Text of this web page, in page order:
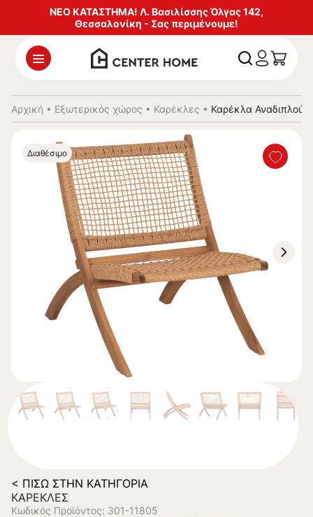
ΝΕΟ ΚΑΤΑΣΤΗΜΑ! Λ. Βασιλίσσης Όλγας 142,
Θεσσαλονίκη - Σας περιμένουμε!
Αρχική • Εξωτερικός χώρος • Καρέκλες • Καρέκλα
Διαθέσιμο
< ΠΊΣΩ ΣΤΗΝ ΚΑΤΗΓΟΡΊΑ
ΚΑΡΈΚΛΕΣ
Κωδικός Προϊόντος: 301-11805